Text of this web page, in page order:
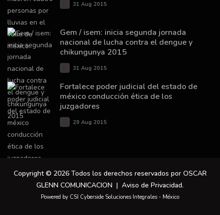
31 Aug 2015
Gem / isem: inicia segunda jornada
nacional de lucha contra el dengue y
chikungunya 2015
31 Aug 2015
Fortalece poder judicial del estado de
méxico conducción ética de los
juzgadores
29 Aug 2015
Copyright © 2026 Todos los derechos reservados por OSCAR
GLENN COMUNICACION | Aviso de Privacidad.
Powered by CSI Cyberside Soluciones Integrales - México